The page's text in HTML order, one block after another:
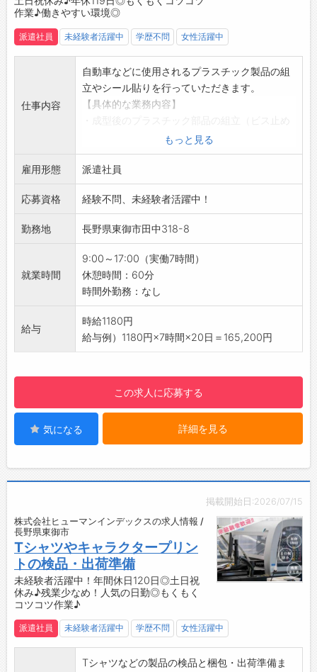
・紹介予定派遣のため、半年後に正社員として
直接雇用のチャンスあり！将来的な安定を見据
▼紹介予定派遣とは？
・半年後に派遣先企業へ雇用が切り替わる派遣
のことです！
◆コツコツ作業が得意な方
◇黙々と働ける環境が好きな方
◇正社員になれるチャンスも欲しい方
☆----------------------------------------
☆
当社では他にも以下のような方が働いている職
場もございます。
・工場作業員/工場内作業 未経験の方
・組立/機械加工/検査/梱包の仕事を初めて経験
☆----------------------------------------
☆
勤務実績に応じて、給与前払いが可能です◎
簡単申請！簡単受取！日払い即日払い対応！
☆----------------------------------------
◆ご不明点はいつでもご相談ください！
◆職場見学可能！自分が働くイメージができま
す。
みなさまのご応募を心よりお待ちしております
＾＾
☆----------------------------------------
作業♪働きやすい環境◎
派遣社員 未経験者活躍中 学歴不問 女性活躍中
仕事内容
自動車などに使用されるプラスチック製品の組
立やシール貼りを行っていただきます。
【具体的な業務内容】
・プラスチック製品へのシール貼り など
◎基本的に立ち仕事になります。「座りっぱな
しの仕事は苦手…」という方にオススメ！
◎プラスチック製品のため、重量物の取り扱い
はありません！
【未経験からのスタート大歓迎♪】
はぜひご応募ください◎
【職場の雰囲気】
・人間関係が良好で、落ち着いて仕事に集中で
きる職場です♪
・分からないことはすぐに相談できる、安心＆
を大切にしたい方にピッタリ♪
【残業なし！日勤のみの働きやすさ◎】
・決まった時間に帰れるから、ライフスタイル
に合わせて無理なく働けます！
・職場から徒歩11分の場所にコンビニがあり、
ちょっとした買い物にも便利です♪
・無料駐車場完備だから、日々の通勤も快適で
す◎
【やりがい】
・自分の手で製品を仕上げていく達成感を味わ
えます！
・プラスチック精密成型および電子機器部品分
業です。
もっと見る
雇用形態 派遣社員
応募資格 経験不問、未経験者活躍中！
勤務地 長野県東御市田中318-8
就業時間
9:00～17:00（実働7時間）
休憩時間：60分
時間外勤務：なし
給与
時給1180円
給与例）1180円×7時間×20日＝165,200円
この求人に応募する
気になる 詳細を見る
掲載開始日:2026/07/15
株式会社ヒューマンインデックスの求人情報 /
長野県東御市
Tシャツやキャラクタープリン
トの検品・出荷準備
未経験者活躍中！年間休日120日◎土日祝
休み♪残業少なめ！人気の日勤◎もくもく
コツコツ作業♪
派遣社員 未経験者活躍中 学歴不問 女性活躍中
Tシャツなどの製品の検品と梱包・出荷準備ま